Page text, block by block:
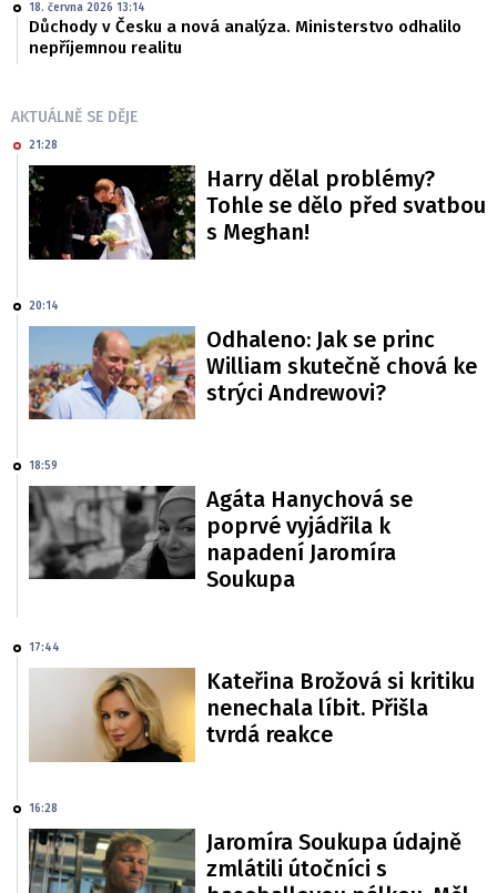
18. června 2026 13:14
Důchody v Česku a nová analýza. Ministerstvo odhalilo
nepříjemnou realitu
AKTUÁLNĚ SE DĚJE
21:28
Harry dělal problémy?
Tohle se dělo před svatbou
s Meghan!
20:14
Odhaleno: Jak se princ
William skutečně chová ke
strýci Andrewovi?
18:59
Agáta Hanychová se
poprvé vyjádřila k
napadení Jaromíra
Soukupa
17:44
Kateřina Brožová si kritiku
nenechala líbit. Přišla
tvrdá reakce
16:28
Jaromíra Soukupa údajně
zmlátili útočníci s